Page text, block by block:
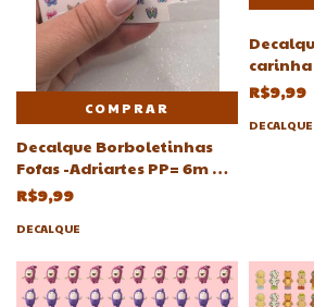
COMPRAR
Decalque Borboletinhas
Fofas -Adriartes PP= 6m P=
7m M=8mm G=9mm GG=10
R$9,99
DECALQUE
carinha
Atelie
R$9,99
DECALQUE